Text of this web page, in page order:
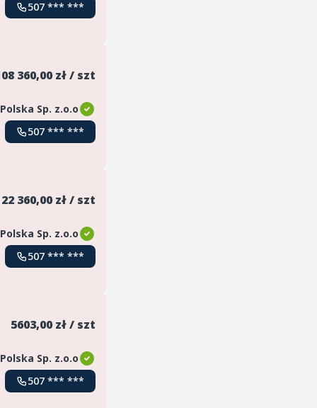
507 *** ***
360,00 zł / szt
Sp. z.o.o
507 *** ***
22 360,00 zł / szt
Sp. z.o.o
507 *** ***
5603,00 zł / szt
Sp. z.o.o
507 *** ***